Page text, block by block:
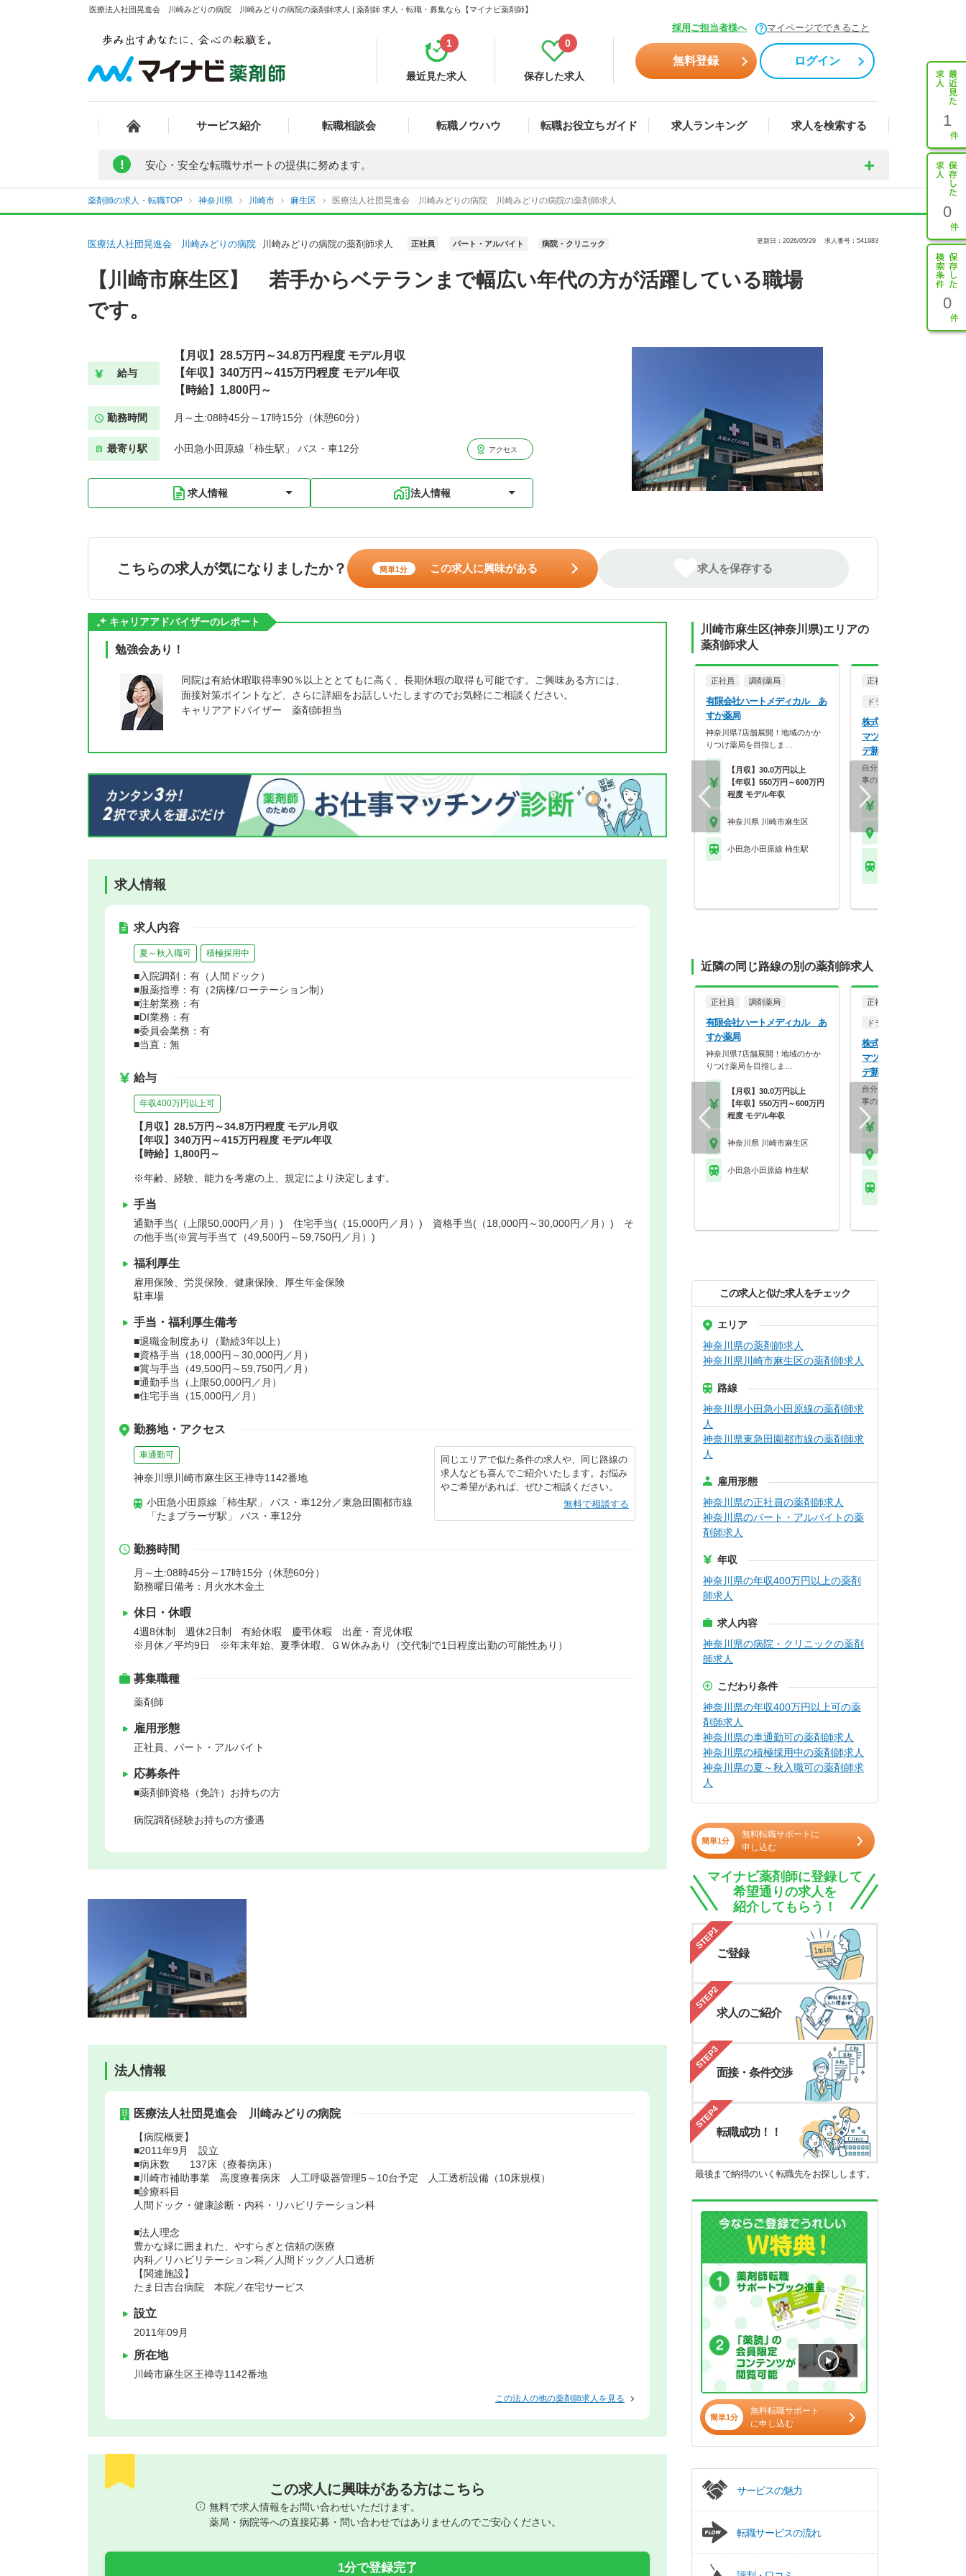
医療法人社団晃進会 川崎みどりの病院 川崎みどりの病院の薬剤師求人 | 薬剤師 求人・転職・募集なら【マイナビ薬剤師】
採用ご担当者様へ マイページでできること
最近見た求人
1
保存した求人
0
無料登録 ログイン
サービス紹介 転職相談会 転職ノウハウ 転職お役立ちガイド 求人ランキング 求人を検索する 1
0
0
! 安心・安全な転職サポートの提供に努めます。
薬剤師の求人・転職TOP 神奈川県 川崎市 麻生区 医療法人社団晃進会 川崎みどりの病院 川崎みどりの病院の薬剤師求人
医療法人社団晃進会 川崎みどりの病院 川崎みどりの病院の薬剤師求人 正社員 パート・アルバイト 病院・クリニック 更新日：2026/05/29 求人番号：541983
【川崎市麻生区】 若手からベテランまで幅広い年代の方が活躍している職場
です。
給与
【月収】28.5万円～34.8万円程度 モデル月収
【年収】340万円～415万円程度 モデル年収
【時給】1,800円～
勤務時間 月～土:08時45分～17時15分（休憩60分）
最寄り駅 小田急小田原線「柿生駅」 バス・車12分 アクセス
求人情報 法人情報
こちらの求人が気になりましたか？ 簡単1分 この求人に興味がある 求人を保存する
キャリアアドバイザーのレポート
勉強会あり！
同院は有給休暇取得率90％以上ととてもに高く、長期休暇の取得も可能です。ご興味ある方には、
面接対策ポイントなど、さらに詳細をお話しいたしますのでお気軽にご相談ください。
キャリアアドバイザー 薬剤師担当
求人情報
求人内容
夏～秋入職可 積極採用中
■入院調剤：有（人間ドック）
■服薬指導：有（2病棟/ローテーション制）
■注射業務：有
■DI業務：有
■委員会業務：有
■当直：無
給与
年収400万円以上可
【月収】28.5万円～34.8万円程度 モデル月収
【年収】340万円～415万円程度 モデル年収
【時給】1,800円～
※年齢、経験、能力を考慮の上、規定により決定します。
手当
通勤手当(（上限50,000円／月）) 住宅手当(（15,000円／月）) 資格手当(（18,000円～30,000円／月）) そ
の他手当(※賞与手当て（49,500円～59,750円／月）)
福利厚生
雇用保険、労災保険、健康保険、厚生年金保険
駐車場
手当・福利厚生備考
■退職金制度あり（勤続3年以上）
■資格手当（18,000円～30,000円／月）
■賞与手当（49,500円～59,750円／月）
■通勤手当（上限50,000円／月）
■住宅手当（15,000円／月）
勤務地・アクセス
車通勤可
神奈川県川崎市麻生区王禅寺1142番地
小田急小田原線「柿生駅」 バス・車12分／東急田園都市線
「たまプラーザ駅」 バス・車12分
同じエリアで似た条件の求人や、同じ路線の
求人なども喜んでご紹介いたします。お悩み
やご希望があれば、ぜひご相談ください。
無料で相談する
勤務時間
月～土:08時45分～17時15分（休憩60分）
勤務曜日備考：月火水木金土
休日・休暇
4週8休制 週休2日制 有給休暇 慶弔休暇 出産・育児休暇
※月休／平均9日 ※年末年始、夏季休暇、ＧＷ休みあり（交代制で1日程度出勤の可能性あり）
募集職種
薬剤師
雇用形態
正社員、パート・アルバイト
応募条件
■薬剤師資格（免許）お持ちの方
病院調剤経験お持ちの方優遇
法人情報
医療法人社団晃進会 川崎みどりの病院
【病院概要】
■2011年9月 設立
■病床数 137床（療養病床）
■川崎市補助事業 高度療養病床 人工呼吸器管理5～10台予定 人工透析設備（10床規模）
■診療科目
人間ドック・健康診断・内科・リハビリテーション科
■法人理念
豊かな緑に囲まれた、やすらぎと信頼の医療
内科／リハビリテーション科／人間ドック／人口透析
【関連施設】
たま日吉台病院 本院／在宅サービス
設立
2011年09月
所在地
川崎市麻生区王禅寺1142番地
この法人の他の薬剤師求人を見る
この求人に興味がある方はこちら
無料で求人情報をお問い合わせいただけます。
薬局・病院等への直接応募・問い合わせではありませんのでご安心ください。
1分で登録完了
川崎市麻生区(神奈川県)エリアの
薬剤師求人
正社員 調剤薬局
有限会社ハートメディカル あ
すか薬局
神奈川県7店舗展開！地域のかか
りつけ薬局を目指しま…
【月収】30.0万円以上
【年収】550万円～600万円
程度 モデル年収
神奈川県 川崎市麻生区
小田急小田原線 柿生駅
正社員
ドラッグストア（調剤併設
株式会社マツモトキヨシ
マツモトキヨシ 小田急ア
デ新百合ヶ丘店
自分らしく働く。それが、
事の第一歩。選択的週…
近隣の同じ路線の別の薬剤師求人
正社員 調剤薬局
有限会社ハートメディカル あ
すか薬局
神奈川県7店舗展開！地域のかか
りつけ薬局を目指しま…
【月収】30.0万円以上
【年収】550万円～600万円
程度 モデル年収
神奈川県 川崎市麻生区
小田急小田原線 柿生駅
正社員
ドラッグストア（調剤併設
株式会社マツモトキヨシ
マツモトキヨシ 小田急ア
デ新百合ヶ丘店
自分らしく働く。それが、
事の第一歩。選択的週…
この求人と似た求人をチェック
エリア
神奈川県の薬剤師求人
神奈川県川崎市麻生区の薬剤師求人
路線
神奈川県小田急小田原線の薬剤師求
人
神奈川県東急田園都市線の薬剤師求
人
雇用形態
神奈川県の正社員の薬剤師求人
神奈川県のパート・アルバイトの薬
剤師求人
年収
神奈川県の年収400万円以上の薬剤
師求人
求人内容
神奈川県の病院・クリニックの薬剤
師求人
こだわり条件
神奈川県の年収400万円以上可の薬
剤師求人
神奈川県の車通勤可の薬剤師求人
神奈川県の積極採用中の薬剤師求人
神奈川県の夏～秋入職可の薬剤師求
人
簡単1分
無料転職サポートに
申し込む
マイナビ薬剤師に登録して
希望通りの求人を
紹介してもらう！
STEP1
ご登録
STEP2
求人のご紹介
STEP3
面接・条件交渉
STEP4
転職成功！！
最後まで納得のいく転職先をお探しします。
簡単1分
無料転職サポート
に申し込む
サービスの魅力
転職サービスの流れ